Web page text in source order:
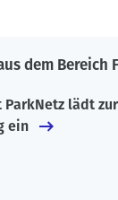
dem Bereich
ParkNetz lädt zur
ein